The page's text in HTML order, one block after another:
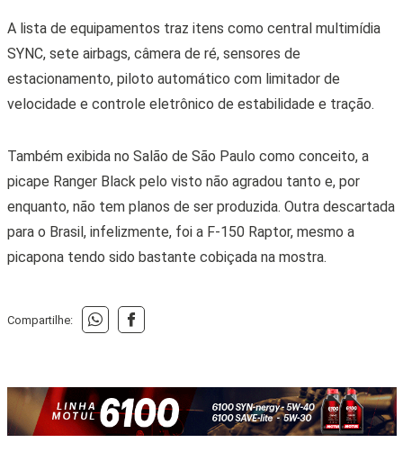
A lista de equipamentos traz itens como central multimídia
SYNC, sete airbags, câmera de ré, sensores de
estacionamento, piloto automático com limitador de
velocidade e controle eletrônico de estabilidade e tração.
Também exibida no Salão de São Paulo como conceito, a
picape Ranger Black pelo visto não agradou tanto e, por
enquanto, não tem planos de ser produzida. Outra descartada
para o Brasil, infelizmente, foi a F-150 Raptor, mesmo a
picapona tendo sido bastante cobiçada na mostra.
Compartilhe: